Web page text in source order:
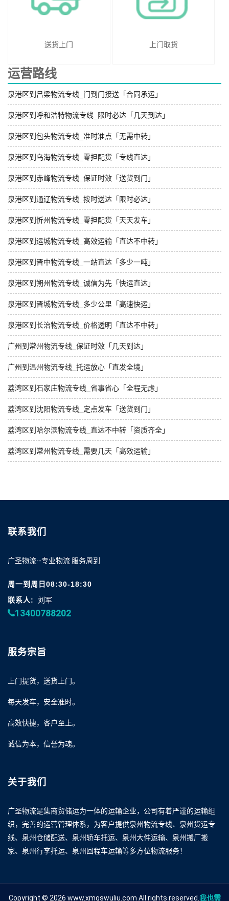
送货上门 上门取货
运营路线
泉港区到吕梁物流专线_门到门接送「合同承运」
泉港区到呼和浩特物流专线_限时必达「几天到达」
泉港区到包头物流专线_准时准点「无需中转」
泉港区到乌海物流专线_零担配货「专线直达」
泉港区到赤峰物流专线_保证时效「送货到门」
泉港区到通辽物流专线_按时送达「限时必达」
泉港区到忻州物流专线_零担配货「天天发车」
泉港区到运城物流专线_高效运输「直达不中转」
泉港区到晋中物流专线_一站直达「多少一吨」
泉港区到朔州物流专线_诚信为先「快运直达」
泉港区到晋城物流专线_多少公里「高速快运」
泉港区到长治物流专线_价格透明「直达不中转」
广州到常州物流专线_保证时效「几天到达」
广州到温州物流专线_托运放心「直发全境」
荔湾区到石家庄物流专线_省事省心「全程无虑」
荔湾区到沈阳物流专线_定点发车「送货到门」
荔湾区到哈尔滨物流专线_直达不中转「资质齐全」
荔湾区到常州物流专线_需要几天「高效运输」
联系我们
广圣物流--专业物流 服务周到
周一到周日08:30-18:30
联系人:
刘军
13400788202
服务宗旨
上门提货，送货上门。
每天发车，安全准时。
高效快捷，客户至上。
诚信为本，信誉为魂。
关于我们
广圣物流是集商贸储运为一体的运输企业，公司有着严谨的运输组
织，完善的运营管理体系，为客户提供泉州物流专线、泉州货运专
线、泉州仓储配送、泉州轿车托运、泉州大件运输、泉州搬厂搬
家、泉州行李托运、泉州回程车运输等多方位物流服务！
Copyright © 2026 www.xmgswuliu.com All rights reserved. 我也需